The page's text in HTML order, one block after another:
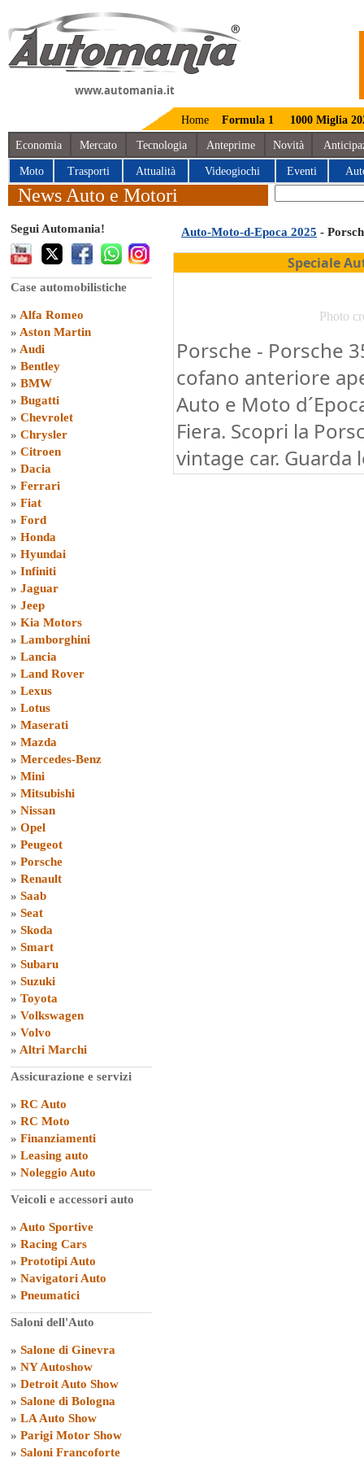
www.automania.it
Home Formula 1 1000 Miglia
Economia Mercato Tecnologia Anteprime Novità
Moto Trasporti Attualità Videogiochi Eventi
News Auto e Motori
Segui Automania!
Case automobilistiche
» Alfa Romeo
» Aston Martin
» Audi
» Bentley
» BMW
» Bugatti
» Chevrolet
» Chrysler
» Citroen
» Dacia
» Ferrari
» Fiat
» Ford
» Honda
» Hyundai
» Infiniti
» Jaguar
» Jeep
» Kia Motors
» Lamborghini
» Lancia
» Land Rover
» Lexus
» Lotus
» Maserati
» Mazda
» Mercedes-Benz
» Mini
» Mitsubishi
» Nissan
» Opel
» Peugeot
» Porsche
» Renault
» Saab
» Seat
» Skoda
» Smart
» Subaru
» Suzuki
» Toyota
» Volkswagen
» Volvo
» Altri Marchi
Assicurazione e servizi
» RC Auto
» RC Moto
» Finanziamenti
» Leasing auto
» Noleggio Auto
Veicoli e accessori auto
» Auto Sportive
» Racing Cars
» Prototipi Auto
» Navigatori Auto
» Pneumatici
Saloni dell'Auto
» Salone di Ginevra
» NY Autoshow
» Detroit Auto Show
» Salone di Bologna
» LA Auto Show
» Parigi Motor Show
» Saloni Francoforte
Auto-Moto-d-Epoca 2025 -
Speciale
Photo
Porsche - Porsche
cofano anteriore
Auto e Moto
Fiera. Scopri la
vintage car. Guarda